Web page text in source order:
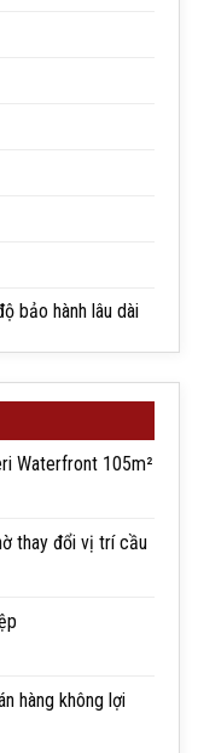
bảo hành lâu dài
Waterfront 105m²
thay đổi vị trí cầu
hàng không lợi